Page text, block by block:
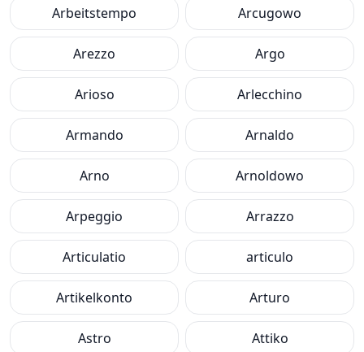
Arbeitstempo Arcugowo
Arezzo Argo
Arioso Arlecchino
Armando Arnaldo
Arno Arnoldowo
Arpeggio Arrazzo
Articulatio articulo
Artikelkonto Arturo
Astro Attiko